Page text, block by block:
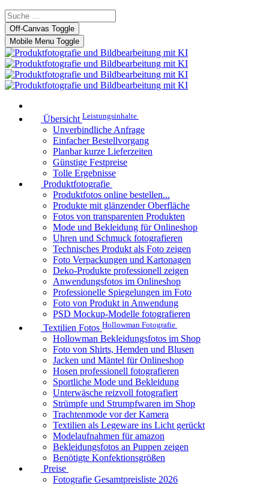
Off-Canvas Toggle
Mobile Menu Toggle
Übersicht Leistungsinhalte
Unverbindliche Anfrage
Einfacher Bestellvorgang
Planbar kurze Lieferzeiten
Günstige Festpreise
Tolle Ergebnisse
Produktfotografie
Produktfotos online bestellen...
Produkte mit glänzender Oberfläche
Fotos von transparenten Produkten
Mode und Bekleidung für Onlineshop
Uhren und Schmuck fotografieren
Technisches Produkt als Foto zeigen
Foto Verpackungen und Kartonagen
Deko-Produkte professionell zeigen
Anwendungsfotos im Onlineshop
Professionelle Spiegelungen im Foto
Foto von Produkt in Anwendung
PSD Mockup-Modelle fotografieren
Textilien Fotos Hollowman Fotografie
Hollowman Bekleidungsfotos im Shop
Foto von Shirts, Hemden und Blusen
Jacken und Mäntel für Onlineshop
Hosen professionell fotografieren
Sportliche Mode und Bekleidung
Unterwäsche reizvoll fotografiert
Strümpfe und Strumpfwaren im Shop
Trachtenmode vor der Kamera
Textilien als Legeware ins Licht gerückt
Modelaufnahmen für amazon
Bekleidungsfotos an Puppen zeigen
Benötigte Konfektionsgrößen
Preise
Fotografie Gesamtpreisliste 2026